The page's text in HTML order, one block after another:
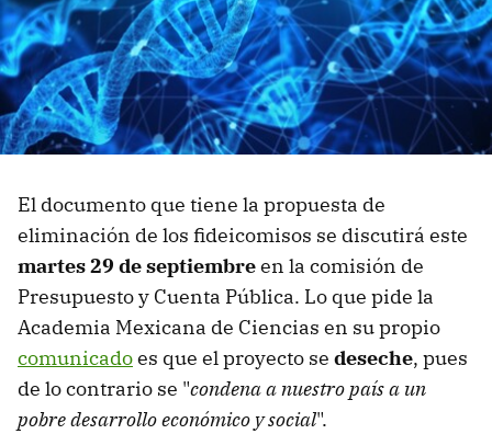
El documento que tiene la propuesta de
eliminación de los fideicomisos se discutirá este
martes 29 de septiembreen la comisión de
Presupuesto y Cuenta Pública. Lo que pide la
Academia Mexicana de Ciencias en su propio
comunicadoes que el proyecto se deseche, pues
de lo contrario se "condena a nuestro país a un
pobre desarrollo económico y social".